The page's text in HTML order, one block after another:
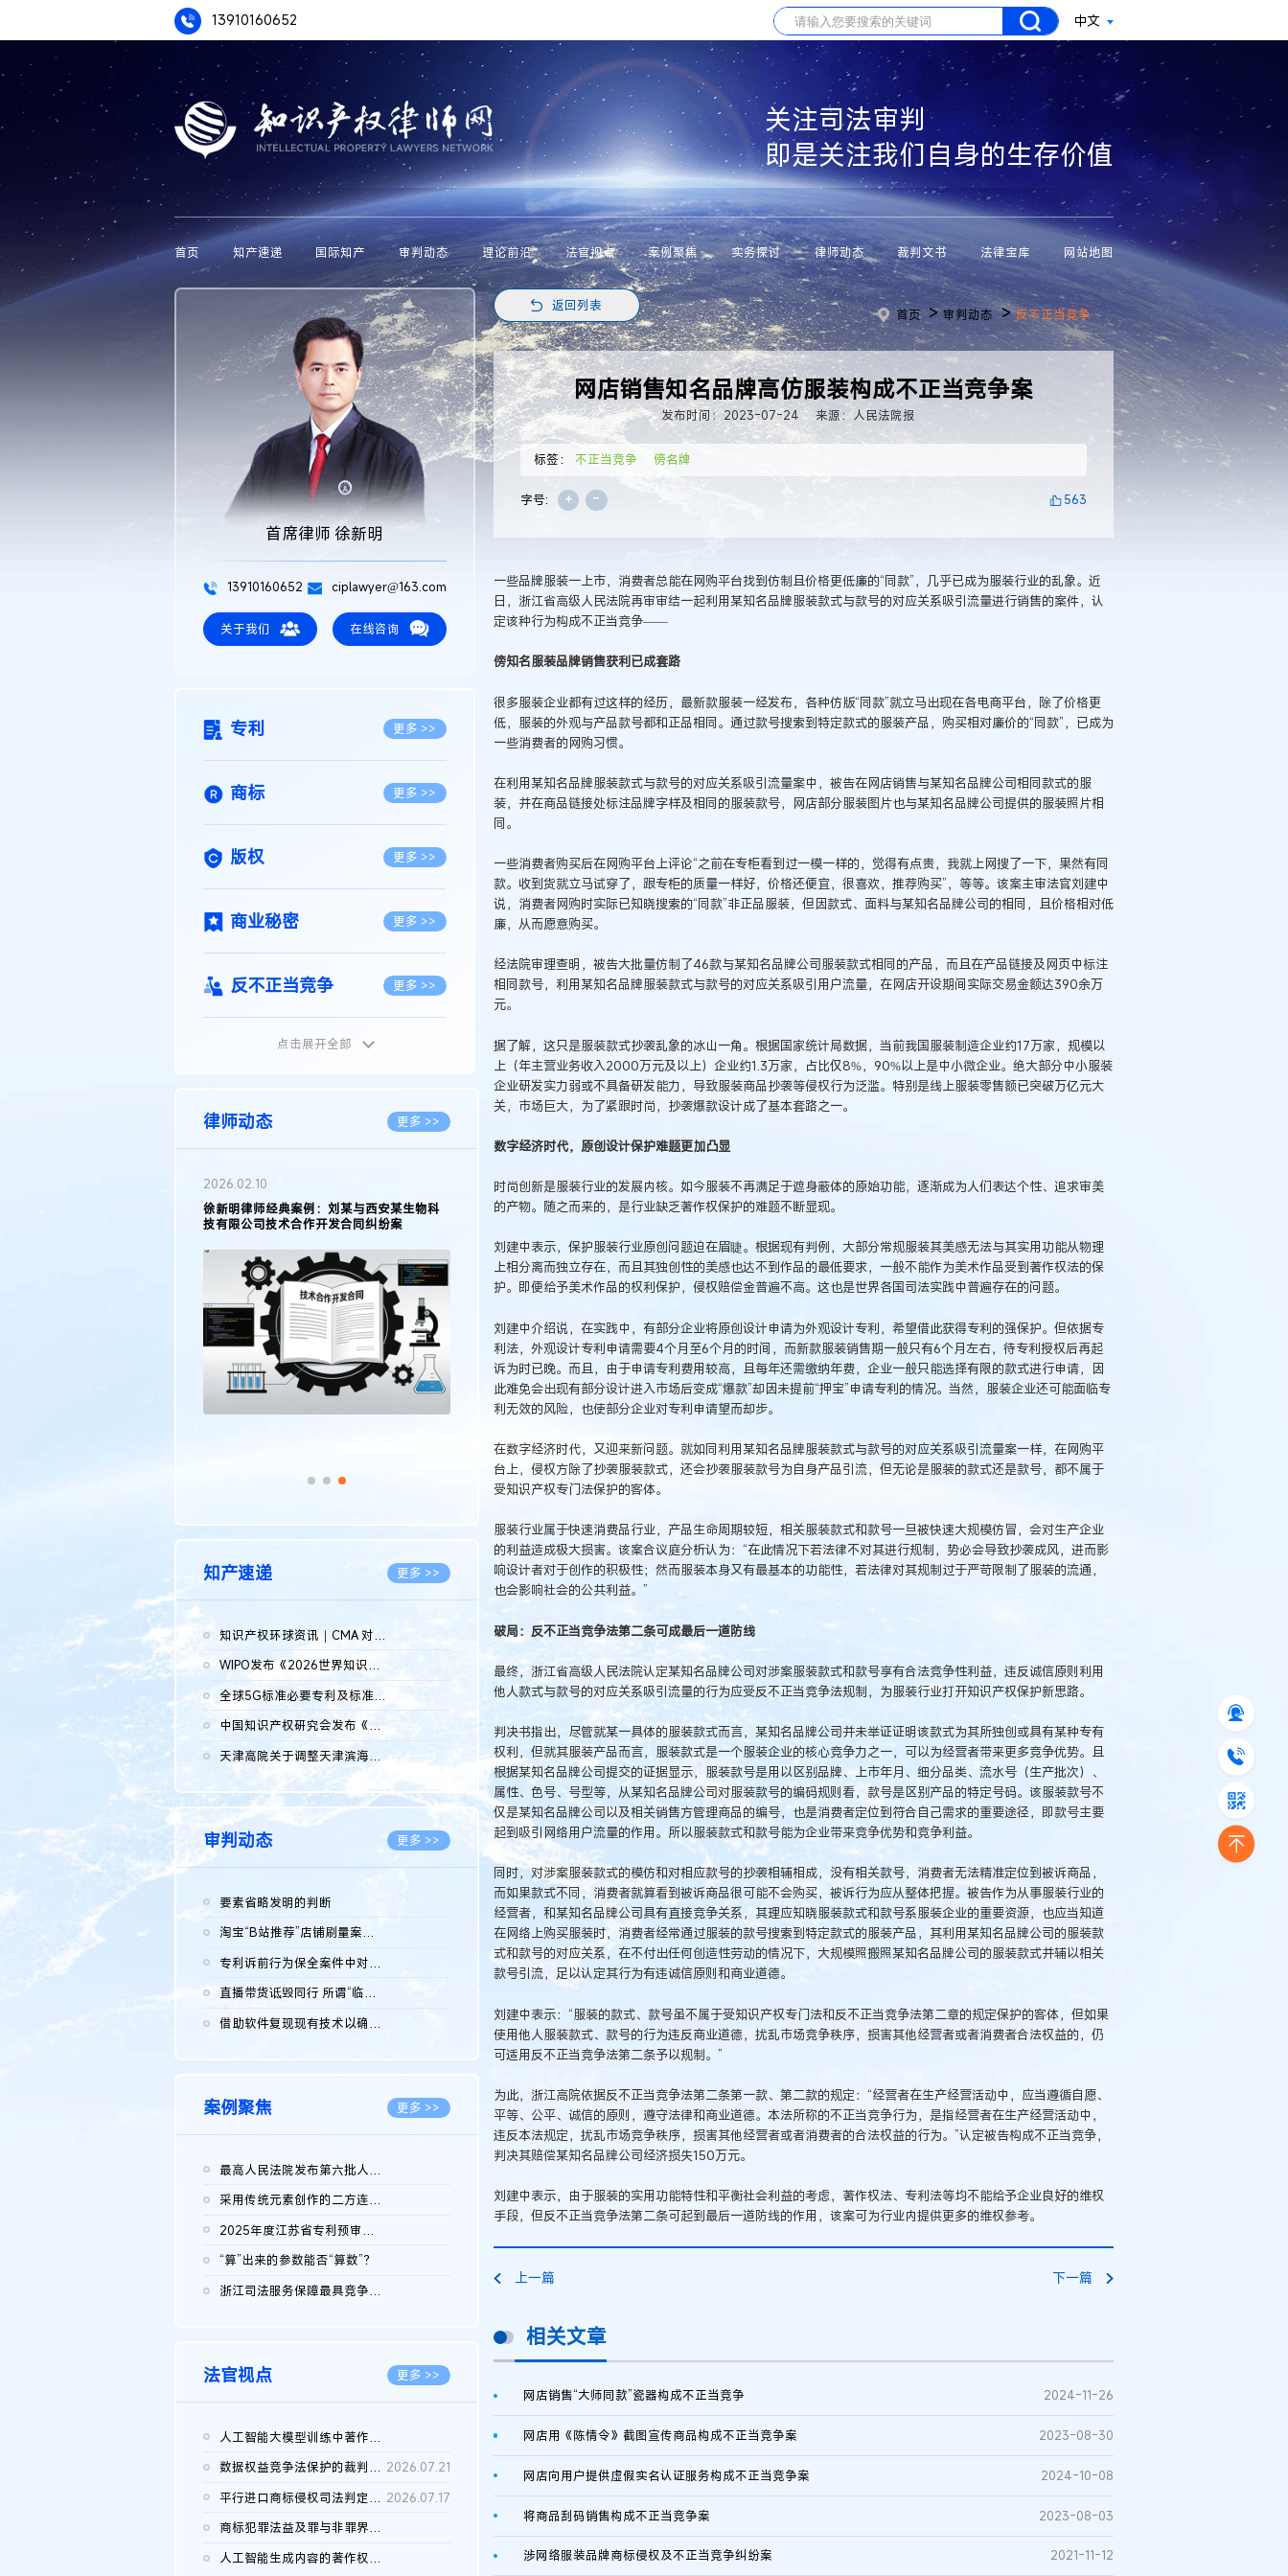
13910160652 中文
关注司法审判
即是关注我们自身的生存价值
首页 知产速递 国际知产 审判动态 理论前沿 法官视点 案例聚焦 实务探讨 律师动态 裁判文书 法律宝库 网站地图
首席律师 徐新明
13910160652 ciplawyer@163.com
关于我们 在线咨询
专利 更多 >>
商标 更多 >>
版权 更多 >>
商业秘密 更多 >>
反不正当竞争 更多 >>
植物新品种
地理标志 更多 >>
集成电路布图设计
传统文化 更多 >>
点击展开全部
律师动态 更多 >>
2026.02.10
徐新明律师经典案例：刘某与西安某生物科
技有限公司技术合作开发合同纠纷案
知产速递 更多 >>
知识产权环球资讯｜CMA 对微软发起调查；批量搬运二手平台数据构...
WIPO发布《2026世界知识产权报告》 含报告全文
2026.05.14
全球5G标准必要专利及标准提案研究报告（2026年）全文发布
2026.05.08
中国知识产权研究会发布《2025年度中国企业海外知识产权纠纷调查...
天津高院关于调整天津滨海高新技术产业开发区华苑科技园一审普通...
审判动态 更多 >>
要素省略发明的判断
淘宝“B站推荐”店铺刷量案维持原判，两被告连带赔偿150万元
专利诉前行为保全案件中对仿制药申请人曾作出三类声明的考量及违...
直播带货诋毁同行 所谓“临场发挥”不免责
借助软件复现现有技术以确认相关参数特征是否被公开
案例聚焦 更多 >>
最高人民法院发布第六批人民法院种业知识产权司法保护典型案例 含...
采用传统元素创作的二方连续装饰图案作品的独创性及侵权对比认定
2025年度江苏省专利预审典型案例
“算”出来的参数能否“算数”？
浙江司法服务保障最具竞争力营商环境建设典型案例（第二批）含侵...
法官视点 更多 >>
人工智能大模型训练中著作权的合理使用
2026.07.28
数据权益竞争法保护的裁判路径构建 2026.07.21
平行进口商标侵权司法判定规则的困境与纾解 2026.07.17
商标犯罪法益及罪与非罪界限研究
人工智能生成内容的著作权司法认定：演进逻辑、现实困境与规则建...
返回列表
首页 >审判动态 >反不正当竞争
网店销售知名品牌高仿服装构成不正当竞争案
发布时间：2023-07-24 来源：人民法院报
标签： 不正当竞争 傍名牌
字号: + - 563
一些品牌服装一上市，消费者总能在网购平台找到仿制且价格更低廉的“同款”，几乎已成为服装行业的乱象。近
日，浙江省高级人民法院再审审结一起利用某知名品牌服装款式与款号的对应关系吸引流量进行销售的案件，认
定该种行为构成不正当竞争——
傍知名服装品牌销售获利已成套路
很多服装企业都有过这样的经历，最新款服装一经发布，各种仿版“同款”就立马出现在各电商平台，除了价格更
低，服装的外观与产品款号都和正品相同。通过款号搜索到特定款式的服装产品，购买相对廉价的“同款”，已成为
一些消费者的网购习惯。
在利用某知名品牌服装款式与款号的对应关系吸引流量案中，被告在网店销售与某知名品牌公司相同款式的服
装，并在商品链接处标注品牌字样及相同的服装款号，网店部分服装图片也与某知名品牌公司提供的服装照片相
同。
一些消费者购买后在网购平台上评论“之前在专柜看到过一模一样的，觉得有点贵，我就上网搜了一下，果然有同
款。收到货就立马试穿了，跟专柜的质量一样好，价格还便宜，很喜欢，推荐购买”，等等。该案主审法官刘建中
说，消费者网购时实际已知晓搜索的“同款”非正品服装，但因款式、面料与某知名品牌公司的相同，且价格相对低
廉，从而愿意购买。
经法院审理查明，被告大批量仿制了46款与某知名品牌公司服装款式相同的产品，而且在产品链接及网页中标注
相同款号，利用某知名品牌服装款式与款号的对应关系吸引用户流量，在网店开设期间实际交易金额达390余万
元。
据了解，这只是服装款式抄袭乱象的冰山一角。根据国家统计局数据，当前我国服装制造企业约17万家，规模以
上（年主营业务收入2000万元及以上）企业约1.3万家，占比仅8%，90%以上是中小微企业。绝大部分中小服装
企业研发实力弱或不具备研发能力，导致服装商品抄袭等侵权行为泛滥。特别是线上服装零售额已突破万亿元大
关，市场巨大，为了紧跟时尚，抄袭爆款设计成了基本套路之一。
数字经济时代，原创设计保护难题更加凸显
时尚创新是服装行业的发展内核。如今服装不再满足于遮身蔽体的原始功能，逐渐成为人们表达个性、追求审美
的产物。随之而来的，是行业缺乏著作权保护的难题不断显现。
刘建中表示，保护服装行业原创问题迫在眉睫。根据现有判例，大部分常规服装其美感无法与其实用功能从物理
上相分离而独立存在，而且其独创性的美感也达不到作品的最低要求，一般不能作为美术作品受到著作权法的保
护。即便给予美术作品的权利保护，侵权赔偿金普遍不高。这也是世界各国司法实践中普遍存在的问题。
刘建中介绍说，在实践中，有部分企业将原创设计申请为外观设计专利，希望借此获得专利的强保护。但依据专
利法，外观设计专利申请需要4个月至6个月的时间，而新款服装销售期一般只有6个月左右，待专利授权后再起
诉为时已晚。而且，由于申请专利费用较高，且每年还需缴纳年费，企业一般只能选择有限的款式进行申请，因
此难免会出现有部分设计进入市场后变成“爆款”却因未提前“押宝”申请专利的情况。当然，服装企业还可能面临专
利无效的风险，也使部分企业对专利申请望而却步。
在数字经济时代，又迎来新问题。就如同利用某知名品牌服装款式与款号的对应关系吸引流量案一样，在网购平
台上，侵权方除了抄袭服装款式，还会抄袭服装款号为自身产品引流，但无论是服装的款式还是款号，都不属于
受知识产权专门法保护的客体。
服装行业属于快速消费品行业，产品生命周期较短，相关服装款式和款号一旦被快速大规模仿冒，会对生产企业
的利益造成极大损害。该案合议庭分析认为：“在此情况下若法律不对其进行规制，势必会导致抄袭成风，进而影
响设计者对于创作的积极性；然而服装本身又有最基本的功能性，若法律对其规制过于严苛限制了服装的流通，
也会影响社会的公共利益。”
破局：反不正当竞争法第二条可成最后一道防线
最终，浙江省高级人民法院认定某知名品牌公司对涉案服装款式和款号享有合法竞争性利益，违反诚信原则利用
他人款式与款号的对应关系吸引流量的行为应受反不正当竞争法规制，为服装行业打开知识产权保护新思路。
判决书指出，尽管就某一具体的服装款式而言，某知名品牌公司并未举证证明该款式为其所独创或具有某种专有
权利，但就其服装产品而言，服装款式是一个服装企业的核心竞争力之一，可以为经营者带来更多竞争优势。且
根据某知名品牌公司提交的证据显示，服装款号是用以区别品牌、上市年月、细分品类、流水号（生产批次）、
属性、色号、号型等，从某知名品牌公司对服装款号的编码规则看，款号是区别产品的特定号码。该服装款号不
仅是某知名品牌公司以及相关销售方管理商品的编号，也是消费者定位到符合自己需求的重要途径，即款号主要
起到吸引网络用户流量的作用。所以服装款式和款号能为企业带来竞争优势和竞争利益。
同时，对涉案服装款式的模仿和对相应款号的抄袭相辅相成，没有相关款号，消费者无法精准定位到被诉商品，
而如果款式不同，消费者就算看到被诉商品很可能不会购买，被诉行为应从整体把握。被告作为从事服装行业的
经营者，和某知名品牌公司具有直接竞争关系，其理应知晓服装款式和款号系服装企业的重要资源，也应当知道
在网络上购买服装时，消费者经常通过服装的款号搜索到特定款式的服装产品，其利用某知名品牌公司的服装款
式和款号的对应关系，在不付出任何创造性劳动的情况下，大规模照搬照某知名品牌公司的服装款式并辅以相关
款号引流，足以认定其行为有违诚信原则和商业道德。
刘建中表示：“服装的款式、款号虽不属于受知识产权专门法和反不正当竞争法第二章的规定保护的客体，但如果
使用他人服装款式、款号的行为违反商业道德，扰乱市场竞争秩序，损害其他经营者或者消费者合法权益的，仍
可适用反不正当竞争法第二条予以规制。”
为此，浙江高院依据反不正当竞争法第二条第一款、第二款的规定：“经营者在生产经营活动中，应当遵循自愿、
平等、公平、诚信的原则，遵守法律和商业道德。本法所称的不正当竞争行为，是指经营者在生产经营活动中，
违反本法规定，扰乱市场竞争秩序，损害其他经营者或者消费者的合法权益的行为。”认定被告构成不正当竞争，
判决其赔偿某知名品牌公司经济损失150万元。
刘建中表示，由于服装的实用功能特性和平衡社会利益的考虑，著作权法、专利法等均不能给予企业良好的维权
手段，但反不正当竞争法第二条可起到最后一道防线的作用，该案可为行业内提供更多的维权参考。
上一篇 下一篇
相关文章
网店销售“大师同款”瓷器构成不正当竞争 2024-11-26
网店用《陈情令》截图宣传商品构成不正当竞争案 2023-08-30
网店向用户提供虚假实名认证服务构成不正当竞争案 2024-10-08
将商品刮码销售构成不正当竞争案 2023-08-03
涉网络服装品牌商标侵权及不正当竞争纠纷案 2021-11-12